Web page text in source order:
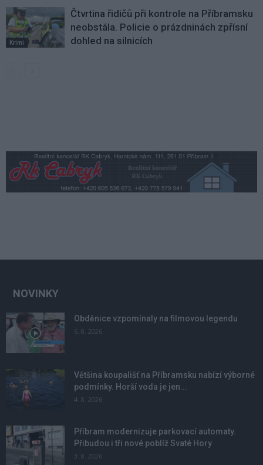
Krimi
Čtvrtina řidičů při kontrole na Příbramsku
neobstála. Policie o prázdninách zpřísní
dohled na silnicích
NOVINKY
Obděnice vzpomínaly na filmovou legendu
6. 8. 2026
Většina koupališť na Příbramsku nabízí výborné
podmínky. Horší voda je jen...
4. 8. 2026
Příbram modernizuje parkovací automaty.
Přibudou i tři nové poblíž Svaté Hory
3. 8. 2026